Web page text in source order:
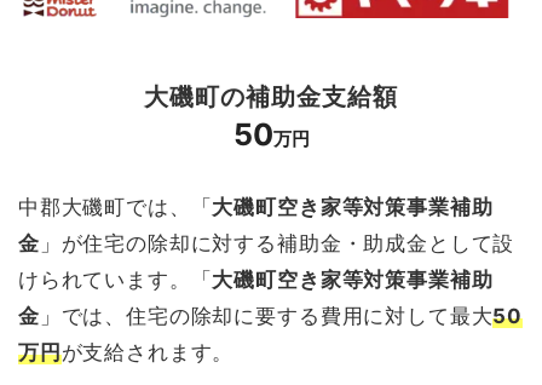
大磯町の補助金支給額
50万円
中郡大磯町では、「 大磯町空き家等対策事業補助
金 」が住宅の除却に対する補助金・助成金として設
けられています。「 大磯町空き家等対策事業補助
金 」では、住宅の除却に要する費用に対して最大50
万円が支給されます。